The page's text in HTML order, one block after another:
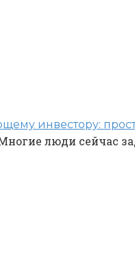
инвестору:
люди сейчас